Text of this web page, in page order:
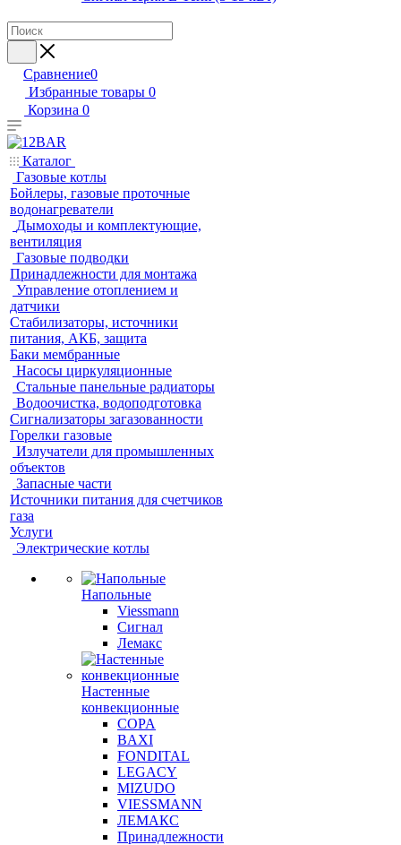
Сравнение0
Избранные товары 0
Корзина 0
Каталог
Газовые котлы
Бойлеры, газовые проточные
водонагреватели
Дымоходы и комплектующие,
вентиляция
Газовые подводки
Принадлежности для монтажа
Управление отоплением и
датчики
Стабилизаторы, источники
питания, АКБ, защита
Баки мембранные
Насосы циркуляционные
Стальные панельные радиаторы
Водоочистка, водоподготовка
Сигнализаторы загазованности
Горелки газовые
Излучатели для промышленных
объектов
Запасные части
Источники питания для счетчиков
газа
Услуги
Электрические котлы
Напольные
Viessmann
Сигнал
Лемакс
Настенные
конвекционные
COPA
BAXI
FONDITAL
LEGACY
MIZUDO
VIESSMANN
ЛЕМАКС
Принадлежности